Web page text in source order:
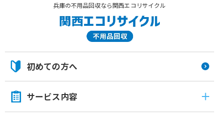
兵庫の不用品回収なら関西エコリサイクル
初めての方へ
サービス内容